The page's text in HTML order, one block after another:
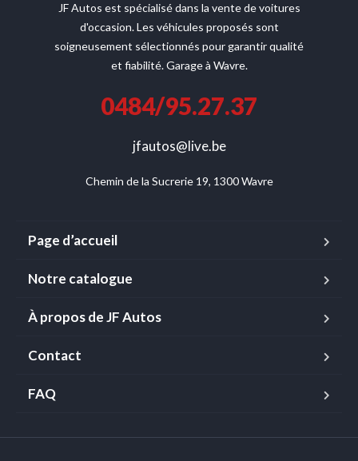
JF Autos est spécialisé dans la vente de voitures
d'occasion. Les véhicules proposés sont
soigneusement sélectionnés pour garantir qualité
et fiabilité. Garage à Wavre.
0484/95.27.37
jfautos@live.be
Chemin de la Sucrerie 19, 1300 Wavre
Page d’accueil
Notre catalogue
À propos de JF Autos
Contact
FAQ